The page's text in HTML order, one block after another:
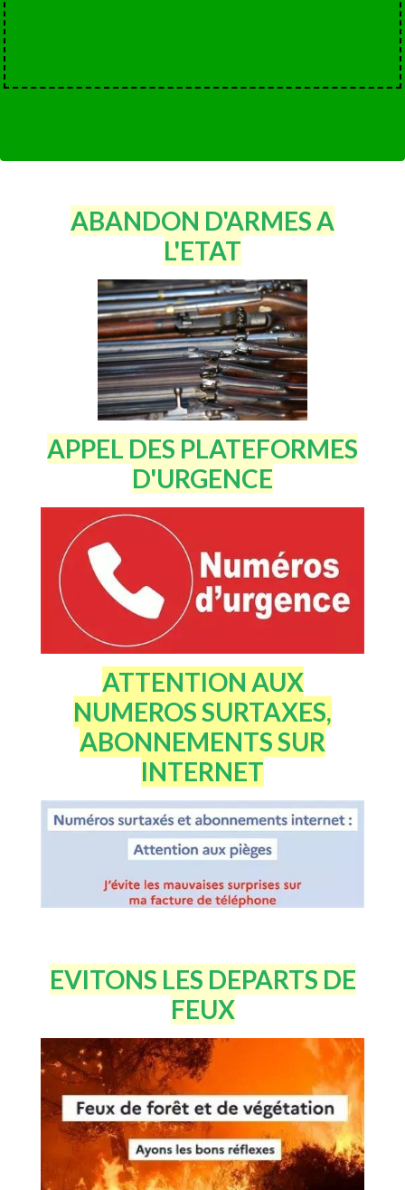
ABANDON D'ARMES A
L'ETAT
APPEL DES PLATEFORMES
D'URGENCE
ATTENTION AUX
NUMEROS SURTAXES,
ABONNEMENTS SUR
INTERNET
EVITONS LES DEPARTS DE
FEUX